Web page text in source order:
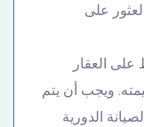
على
العقار
ويجب أن يتم
الدورية